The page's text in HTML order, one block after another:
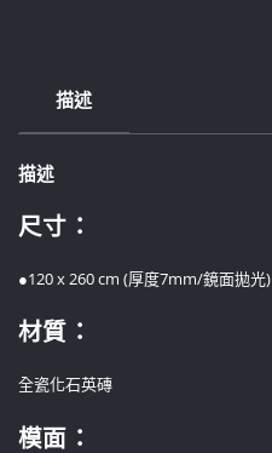
描述
描述
尺寸：
●120 x 260 cm (厚度7mm/鏡面拋光)
材質：
全瓷化石英磚
模面：